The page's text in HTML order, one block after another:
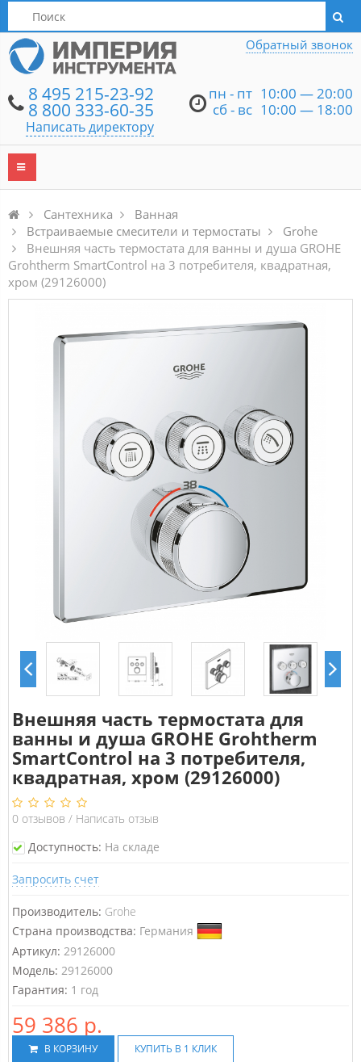
Написать директору
8 495 215-23-92
8 800 333-60-35
Написать директору
пн - пт 10:00 — 20:00
сб - вс 10:00 — 18:00
Обратный звонок
Сантехника
Ванная
Встраиваемые смесители и термостаты
Grohe
Внешняя часть термостата для ванны и душа GROHE
Grohtherm SmartControl на 3 потребителя, квадратная,
хром (29126000)
Внешняя часть термостата для
ванны и душа GROHE Grohtherm
SmartControl на 3 потребителя,
квадратная, хром (29126000)
0 отзывов / Написать отзыв
Доступность: На складе
Запросить счет
Производитель: Grohe
Страна производства: Германия
Артикул: 29126000
Модель: 29126000
Гарантия: 1 год
59 386 р.
В КОРЗИНУ КУПИТЬ В 1 КЛИК